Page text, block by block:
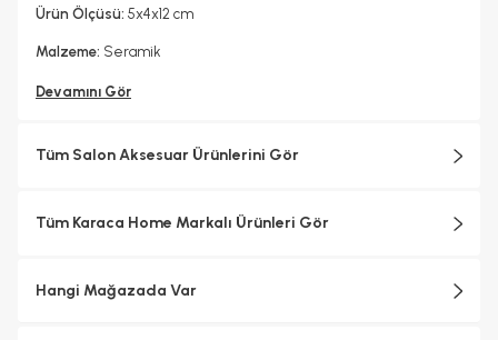
Ürün Ölçüsü: 5x4x12 cm
Malzeme: Seramik
Devamını Gör
Tüm Salon Aksesuar Ürünlerini Gör
Tüm Karaca Home Markalı Ürünleri Gör
Hangi Mağazada Var